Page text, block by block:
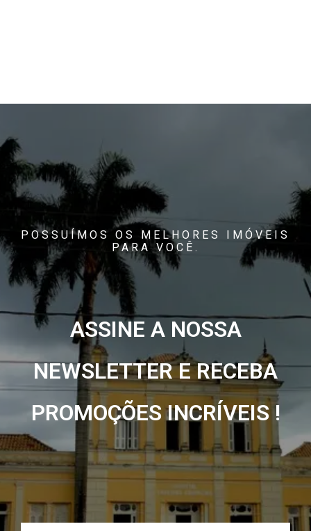
POSSUÍMOS OS MELHORES IMÓVEIS
PARA VOCÊ.
ASSINE A NOSSA
NEWSLETTER E RECEBA
PROMOÇÕES INCRÍVEIS !